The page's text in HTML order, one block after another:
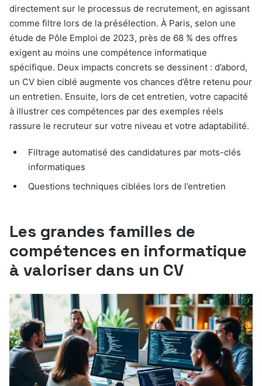
directement sur le processus de recrutement, en agissant
comme filtre lors de la présélection. À Paris, selon une
étude de Pôle Emploi de 2023, près de 68 % des offres
exigent au moins une compétence informatique
spécifique. Deux impacts concrets se dessinent : d’abord,
un CV bien ciblé augmente vos chances d’être retenu pour
un entretien. Ensuite, lors de cet entretien, votre capacité
à illustrer ces compétences par des exemples réels
rassure le recruteur sur votre niveau et votre adaptabilité.
Filtrage automatisé des candidatures par mots-clés
informatiques
Questions techniques ciblées lors de l’entretien
Les grandes familles de
compétences en informatique
à valoriser dans un CV